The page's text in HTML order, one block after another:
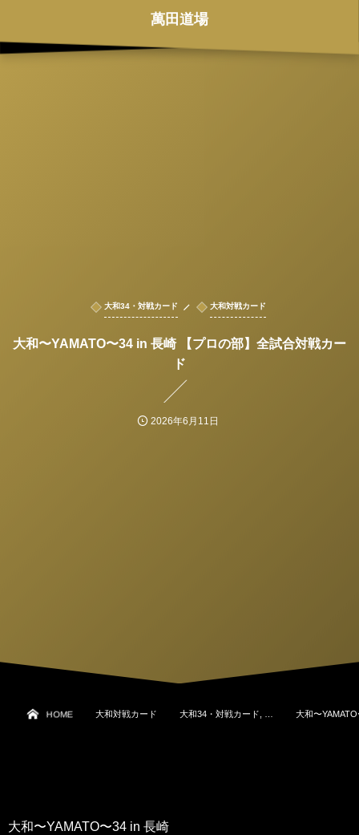
萬田道場
大和34・対戦カード 大和対戦カード
大和〜YAMATO〜34 in 長崎 【プロの部】全試合対戦カー
ド
2026年6月11日
HOME 大和対戦カード 大和34・対戦カード, … 大和〜
大和〜YAMATO〜34 in 長崎